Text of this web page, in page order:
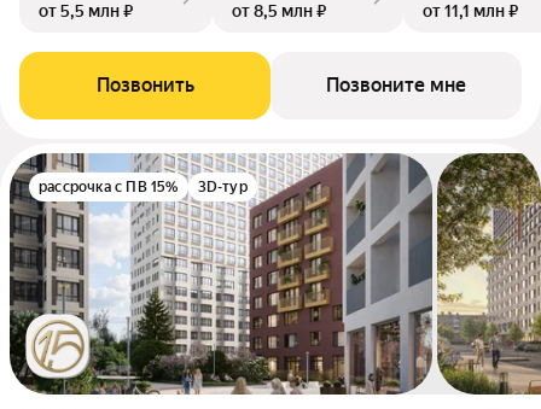
от 5,5 млн ₽
от 8,5 млн ₽
от 11,1 млн ₽
Позвонить Позвоните мне
рассрочка с ПВ 15% 3D-тур